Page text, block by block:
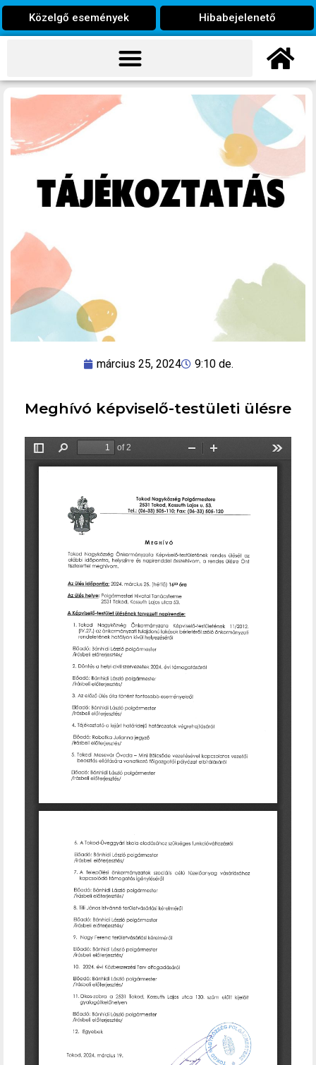
Közelgő események Hibabejelenető
március 25, 2024 9:10 de.
Meghívó képviselő-testületi ülésre